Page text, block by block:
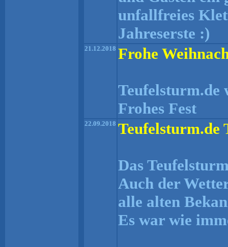
unfallfreies
Jahreserste :)
21.12.2018 Frohe
Teufelsturm.de
Frohes Fest
22.09.2018 Teufelsturm.de
Das
Auch der
alle alten
Es war wie